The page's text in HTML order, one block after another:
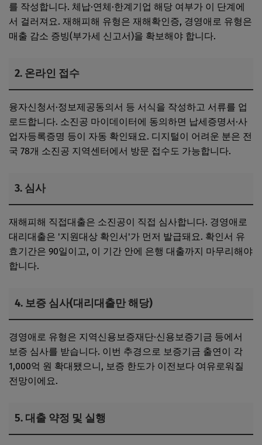
를 작성합니다. 체납·연체·한계기업 해당 여부가 이 단계에
서 걸러져요. 재해피해 유형은 재해확인증, 경영애로 유형은
매출 감소 증빙(부가세 신고서)을 확보해야 합니다.
2. 온라인 접수
융자신청서·정보제공동의서 등 서식을 작성하고 서류를 업
로드합니다. 소진공 마이데이터에 동의하면 납세증명서·사
업자등록증명 등이 자동 확인돼요. 디지털이 어려운 분은 전
국 78개 소진공 지역센터에서 방문 접수도 가능합니다.
3. 심사
재해피해 직접대출은 소진공이 직접 심사합니다. 경영애로
대리대출은 '지원대상 확인서'가 먼저 발급돼요. 확인서 유
효기간은 90일이고, 이 기간 안에 은행 대출까지 마무리해야
합니다.
4. 보증 심사(대리대출만 해당)
경영애로 유형은 지역신용보증재단·신용보증기금 등에서
보증 심사를 받습니다. 이번 추경으로 보증기금 출연이 각
1,000억 원 확대됐으니, 보증 한도가 이전보다 여유로워질
전망이에요.
5. 대출 약정 및 실행